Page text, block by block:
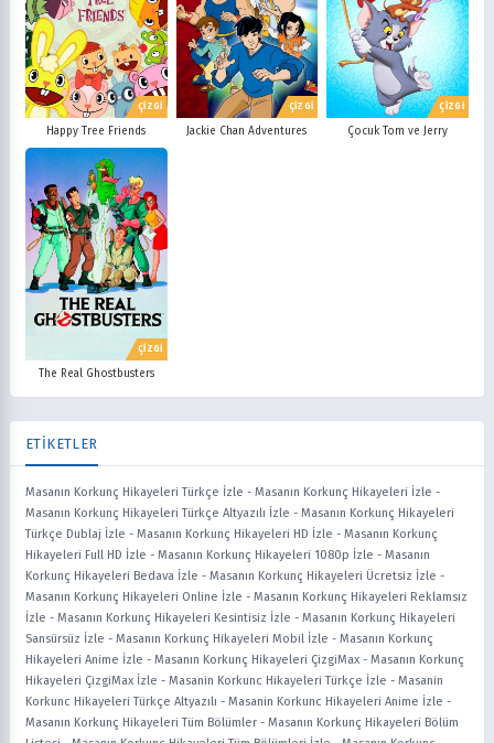
ÇİZGİ
Happy Tree Friends
ÇİZGİ
Jackie Chan Adventures
ÇİZGİ
Çocuk Tom ve Jerry
ÇİZGİ
The Real Ghostbusters
ETİKETLER
Masanın Korkunç Hikayeleri Türkçe İzle - Masanın Korkunç Hikayeleri İzle -
Masanın Korkunç Hikayeleri Türkçe Altyazılı İzle - Masanın Korkunç Hikayeleri
Türkçe Dublaj İzle - Masanın Korkunç Hikayeleri HD İzle - Masanın Korkunç
Hikayeleri Full HD İzle - Masanın Korkunç Hikayeleri 1080p İzle - Masanın
Korkunç Hikayeleri Bedava İzle - Masanın Korkunç Hikayeleri Ücretsiz İzle -
Masanın Korkunç Hikayeleri Online İzle - Masanın Korkunç Hikayeleri Reklamsız
İzle - Masanın Korkunç Hikayeleri Kesintisiz İzle - Masanın Korkunç Hikayeleri
Sansürsüz İzle - Masanın Korkunç Hikayeleri Mobil İzle - Masanın Korkunç
Hikayeleri Anime İzle - Masanın Korkunç Hikayeleri ÇizgiMax - Masanın Korkunç
Hikayeleri ÇizgiMax İzle - Masanin Korkunc Hikayeleri Türkçe İzle - Masanin
Korkunc Hikayeleri Türkçe Altyazılı - Masanin Korkunc Hikayeleri Anime İzle -
Masanın Korkunç Hikayeleri Tüm Bölümler - Masanın Korkunç Hikayeleri Bölüm